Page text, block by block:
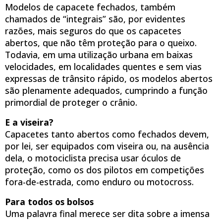
Modelos de capacete fechados, também
chamados de “integrais” são, por evidentes
razões, mais seguros do que os capacetes
abertos, que não têm proteção para o queixo.
Todavia, em uma utilização urbana em baixas
velocidades, em localidades quentes e sem vias
expressas de trânsito rápido, os modelos abertos
são plenamente adequados, cumprindo a função
primordial de proteger o crânio.
E a viseira?
Capacetes tanto abertos como fechados devem,
por lei, ser equipados com viseira ou, na ausência
dela, o motociclista precisa usar óculos de
proteção, como os dos pilotos em competições
fora-de-estrada, como enduro ou motocross.
Para todos os bolsos
Uma palavra final merece ser dita sobre a imensa